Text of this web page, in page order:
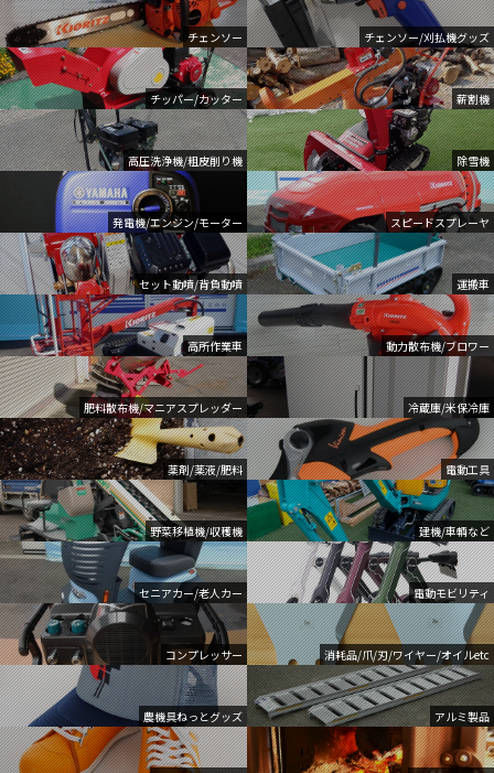
チェンソー チェンソー/刈払機グッズ
チッパー/カッター 薪割機
高圧洗浄機/粗皮削り機 除雪機
発電機/エンジン/モーター スピードスプレーヤ
セット動噴/背負動噴 運搬車
高所作業車 動力散布機/ブロワー
肥料散布機/マニアスプレッダー 冷蔵庫/米保冷庫
薬剤/薬液/肥料 電動工具
野菜移植機/収穫機 建機/車輌など
セニアカー/老人カー 電動モビリティ
コンプレッサー 消耗品/爪/刃/ワイヤー/オイルetc
農機具ねっとグッズ アルミ製品